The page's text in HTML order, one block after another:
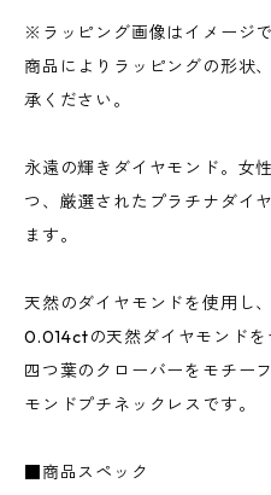
※ラッピング画像はイメージで
商品によりラッピングの形状
承ください。
永遠の輝きダイヤモンド。女
つ、厳選されたプラチナダイ
ます。
天然のダイヤモンドを使用し
0.014ctの天然ダイヤモンドを
四つ葉のクローバーをモチー
モンドプチネックレスです。
■商品スペック